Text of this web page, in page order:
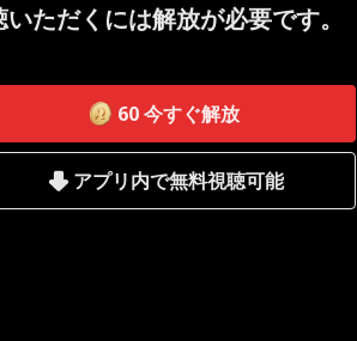
いただくには解放が必要です。
60 今すぐ解放
アプリ内で無料視聴可能